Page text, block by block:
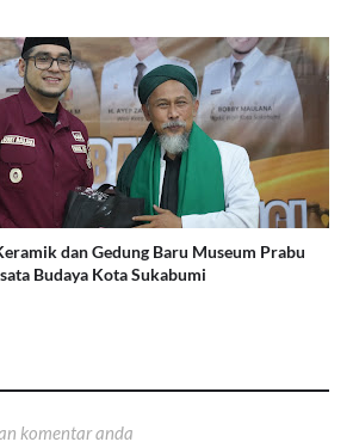
dan Gedung Baru Museum Prabu
Budaya Kota Sukabumi
komentar anda